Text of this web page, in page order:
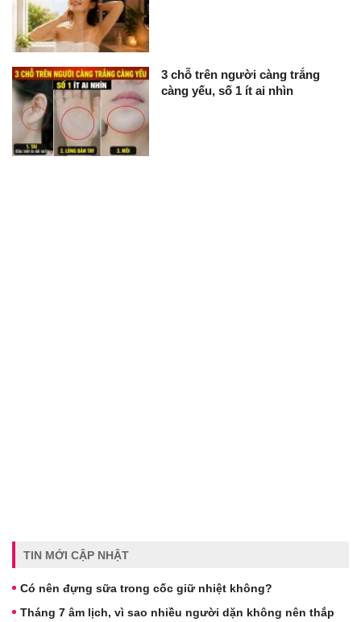
3 chỗ trên người càng trắng
càng yếu, số 1 ít ai nhìn
TIN MỚI CẬP NHẬT
Có nên đựng sữa trong cốc giữ nhiệt không?
Tháng 7 âm lịch, vì sao nhiều người dặn không nên thắp